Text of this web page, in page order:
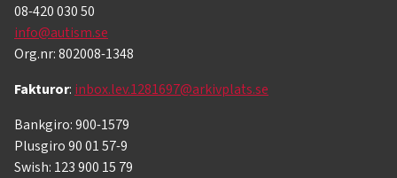
08-420 030 50
info@autism.se
Org.nr: 802008-1348
Fakturor: inbox.lev.1281697@arkivplats.se
Bankgiro: 900-1579
Plusgiro 90 01 57-9
Swish: 123 900 15 79